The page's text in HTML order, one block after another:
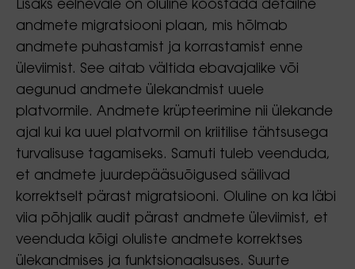
Lisaks eelnevale on oluline koostada detailne
andmete migratsiooni plaan, mis hõlmab
andmete puhastamist ja korrastamist enne
üleviimist. See aitab vältida ebavajalike või
aegunud andmete ülekandmist uuele
platvormile. Andmete krüpteerimine nii ülekande
ajal kui ka uuel platvormil on kriitilise tähtsusega
turvalisuse tagamiseks. Samuti tuleb veenduda,
et andmete juurdepääsuõigused säilivad
korrektselt pärast migratsiooni. Oluline on ka läbi
viia põhjalik audit pärast andmete üleviimist, et
veenduda kõigi oluliste andmete korrektses
ülekandmises ja funktsionaalsuses. Suurte